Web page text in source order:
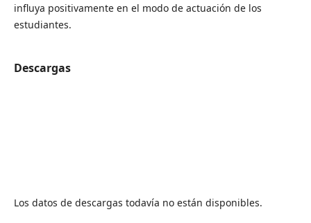
influya positivamente en el modo de actuación de los
estudiantes.
Descargas
Los datos de descargas todavía no están disponibles.